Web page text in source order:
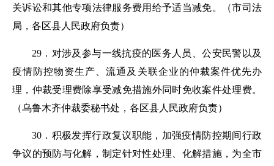
关诉讼和其他专项法律服务费用给予适当减免。
（市司法
局，各区县人民政府负责）
29．对涉及参与一线抗疫的医务人员、公安民警以及
疫情防控物资生产、流通及关联企业的仲裁案件优先办
理，仲裁受理费除享受减免措施外同时免收案件处理费。
（乌鲁木齐仲裁委秘书处，各区县人民政府负责）
30．积极发挥行政复议职能，加强疫情防控期间行政
争议的预防与化解，制定针对性处理、化解措施，为全市